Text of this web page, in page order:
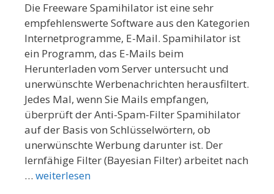
Die Freeware Spamihilator ist eine sehr
empfehlenswerte Software aus den Kategorien
Internetprogramme, E-Mail. Spamihilator ist
ein Programm, das E-Mails beim
Herunterladen vom Server untersucht und
unerwünschte Werbenachrichten herausfiltert.
Jedes Mal, wenn Sie Mails empfangen,
überprüft der Anti-Spam-Filter Spamihilator
auf der Basis von Schlüsselwörtern, ob
unerwünschte Werbung darunter ist. Der
lernfähige Filter (Bayesian Filter) arbeitet nach
… weiterlesen